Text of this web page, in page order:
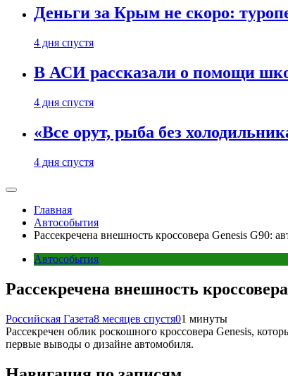
Деньги за Крым не скоро:
4 дня спустя
В АСИ рассказали о помощи
4 дня спустя
«Все орут, рыба без
4 дня спустя
Главная
Автособытия
Рассекречена внешность кроссовера Genesis G90:
Автособытия
Рассекречена внешность
Российская Газета8 месяцев спустя01 минуты
Рассекречен облик роскошного кроссовера Genesis,
первые выводы о дизайне автомобиля.